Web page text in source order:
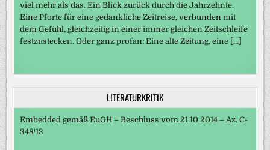
viel mehr als das. Ein Blick zurück durch die Jahrzehnte.
Eine Pforte für eine gedankliche Zeitreise, verbunden mit
dem Gefühl, gleichzeitig in einer immer gleichen Zeitschleife
festzustecken. Oder ganz profan: Eine alte Zeitung, eine […]
LITERATURKRITIK
Embedded gemäß EuGH – Beschluss vom 21.10.2014 – Az. C-
348/13